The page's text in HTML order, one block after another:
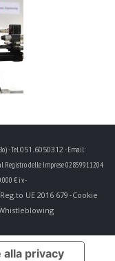
- Tel.051.6050312- Email:
Registro delle Imprese 02859911204
€ i.v. -
UE 2016 679 -Cookie
privacy